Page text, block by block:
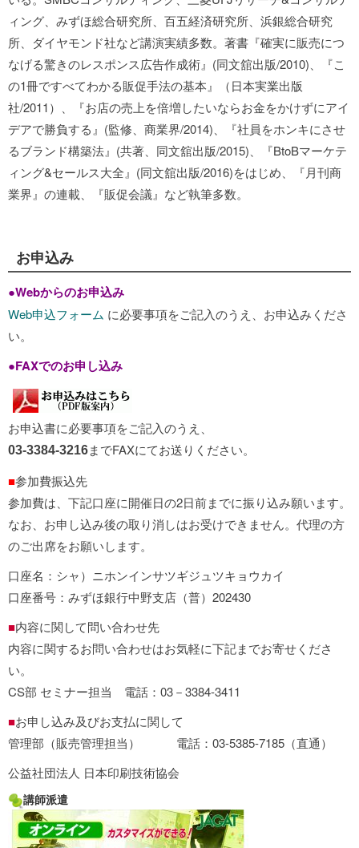
ィング、みずほ総合研究所、百五経済研究所、浜銀総合研究
所、ダイヤモンド社など講演実績多数。著書『確実に販売につ
なげる驚きのレスポンス広告作成術』(同文舘出版/2010)、『こ
の1冊ですべてわかる販促手法の基本』（日本実業出版
社/2011）、『お店の売上を倍増したいならお金をかけずにアイ
デアで勝負する』(監修、商業界/2014)、『社員をホンキにさせ
るブランド構築法』(共著、同文舘出版/2015)、『BtoBマーケテ
ィング&セールス大全』(同文舘出版/2016)をはじめ、『月刊商
業界』の連載、『販促会議』など執筆多数。
お申込み
●Webからのお申込み
Web申込フォーム に必要事項をご記入のうえ、お申込みくださ
い。
●FAXでのお申し込み
お申込書に必要事項をご記入のうえ、
03-3384-3216までFAXにてお送りください。
■参加費振込先
参加費は、下記口座に開催日の2日前までに振り込み願います。
なお、お申し込み後の取り消しはお受けできません。代理の方
のご出席をお願いします。
口座名：シャ）ニホンインサツギジュツキョウカイ
口座番号：みずほ銀行中野支店（普）202430
■内容に関して問い合わせ先
内容に関するお問い合わせはお気軽に下記までお寄せくださ
い。
CS部 セミナー担当 電話：03－3384-3411
■お申し込み及びお支払に関して
管理部（販売管理担当） 電話：03-5385-7185（直通）
公益社団法人 日本印刷技術協会
講師派遣